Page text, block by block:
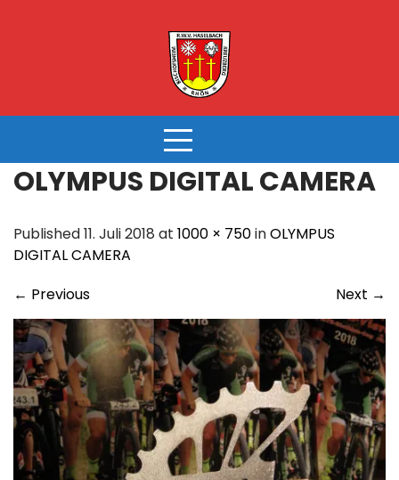
OLYMPUS DIGITAL CAMERA
Published 11. Juli 2018 at 1000 × 750inOLYMPUS
DIGITAL CAMERA
← Previous Next →